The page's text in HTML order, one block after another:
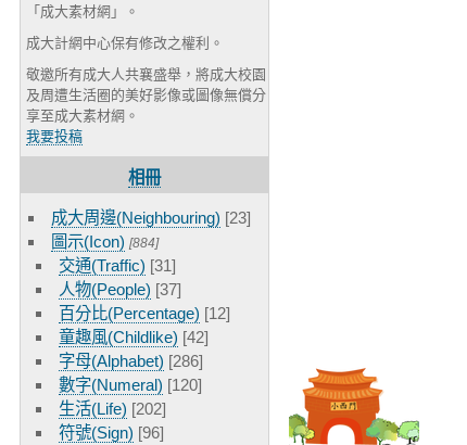
「成大素材網」。
成大計網中心保有修改之權利。
敬邀所有成大人共襄盛舉，將成大校園
及周遭生活圈的美好影像或圖像無償分
享至成大素材網。
我要投稿
相冊
成大周邊(Neighbouring) [23]
圖示(Icon) [884]
交通(Traffic) [31]
人物(People) [37]
百分比(Percentage) [12]
童趣風(Childlike) [42]
字母(Alphabet) [286]
數字(Numeral) [120]
生活(Life) [202]
符號(Sign) [96]